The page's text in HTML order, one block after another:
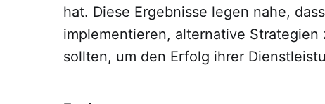
hat. Diese Ergebnisse legen nahe,
implementieren, alternative
sollten, um den Erfolg ihrer